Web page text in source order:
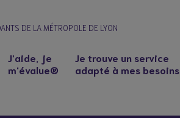
DE LA MÉTROPOLE DE LYON
J’aide, je
m'évalue®
Je trouve un service
adapté à mes besoins